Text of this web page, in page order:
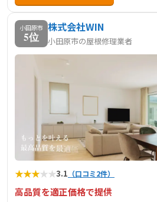
小田原市
5位
株式会社WIN
小田原市の屋根修理業者
★★★★★3.1 （口コミ2件）
高品質を適正価格で提供